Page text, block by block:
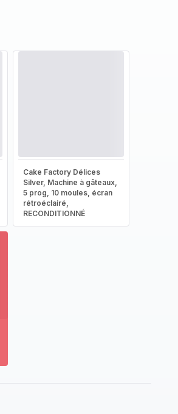
Cake Factory Délices
Silver, Machine à gâteaux,
5 prog, 10 moules, écran
rétroéclairé,
RECONDITIONNÉ